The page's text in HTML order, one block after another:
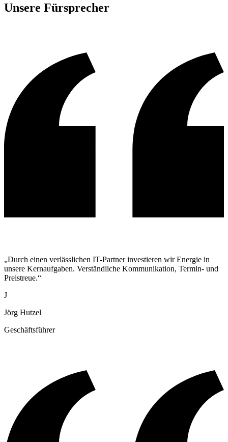
Unsere Fürsprecher
„Durch einen verlässlichen IT-Partner investieren wir Energie in
unsere Kernaufgaben. Verständliche Kommunikation, Termin- und
Preistreue.“
J
Jörg Hutzel
Geschäftsführer